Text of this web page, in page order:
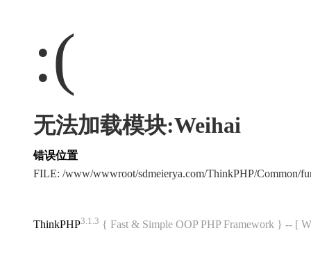
:(
无法加载模块:Weihai
错误位置
FILE: /www/wwwroot/sdmeierya.com/ThinkPHP/
ThinkPHP3.1.3 { Fast & Simple OOP PHP Framework } -- [